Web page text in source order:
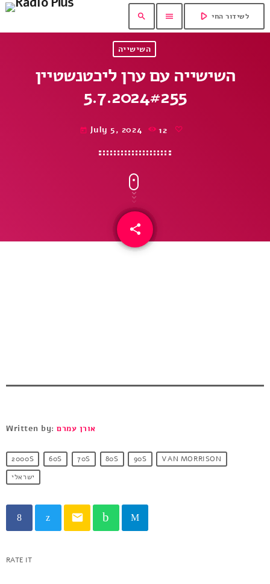
search menu play_arrow לשידור החי
השישייה
השישייה עם ערן ליכטנשטיין
5.7.2024#255
today July 5, 2024 12
share
email
Written by:אורן עמרם
2000S 60S 70S 80S 90S
VAN MORRISON
ישראלי
email
RATE IT